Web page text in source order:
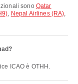
sono Qatar
, Nepal Airlines (RA),
ICAO è OTHH.